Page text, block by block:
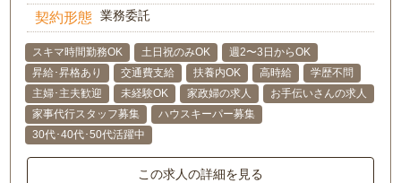
契約形態 業務委託
スキマ時間勤務OK 土日祝のみOK
週2〜3日からOK
昇給･昇格あり
交通費支給 扶養内OK 高時給
学歴不問
主婦･主夫歓迎
未経験OK 家政婦の求人
お手伝いさんの求人
家事代行スタッフ募集
ハウスキーパー募集
30代･40代･50代活躍中
この求人の詳細を見る